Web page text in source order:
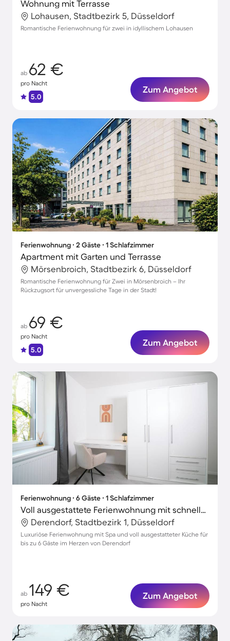
Wohnung mit Terrasse
Lohausen, Stadtbezirk 5, Düsseldorf
Romantische Ferienwohnung für zwei in idyllischem Lohausen
ab 62 €
pro Nacht
5.0
Zum Angebot
Ferienwohnung ∙ 2 Gäste ∙ 1 Schlafzimmer
Apartment mit Garten und Terrasse
Mörsenbroich, Stadtbezirk 6, Düsseldorf
Romantische Ferienwohnung für Zwei in Mörsenbroich – Ihr
Rückzugsort für unvergessliche Tage in der Stadt!
ab 69 €
pro Nacht
5.0
Zum Angebot
Ferienwohnung ∙ 6 Gäste ∙ 1 Schlafzimmer
Voll ausgestattete Ferienwohnung mit schnellem Internet | Gartenblick | Perfekt für die Arbeit von Zuhause
Derendorf, Stadtbezirk 1, Düsseldorf
Luxuriöse Ferienwohnung mit Spa und voll ausgestatteter Küche für
bis zu 6 Gäste im Herzen von Derendorf
ab 149 €
pro Nacht
Zum Angebot